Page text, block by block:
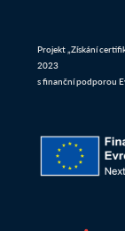
Projekt „Získání
2023
s finanční podporou